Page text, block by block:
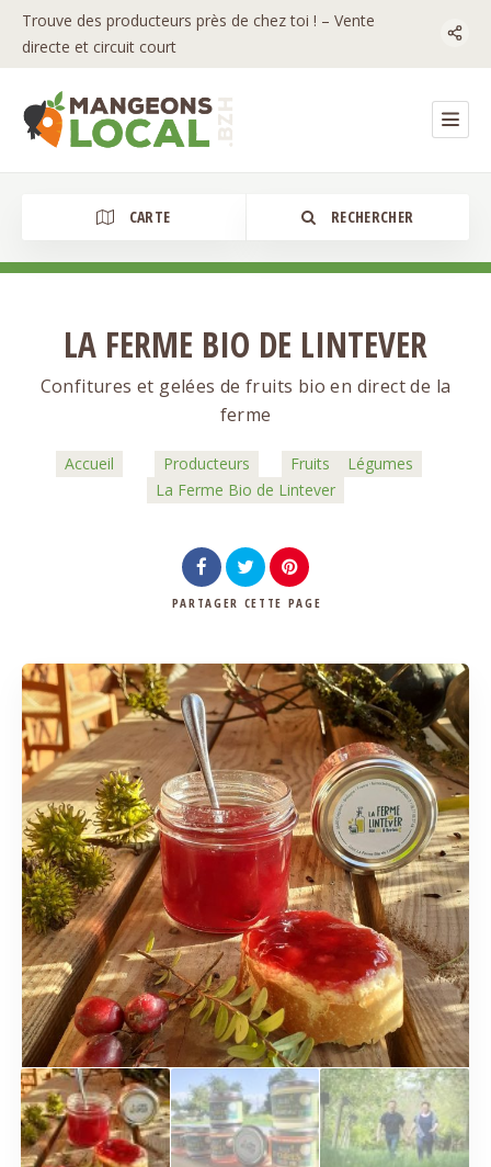
Trouve des producteurs près de chez toi ! – Vente
directe et circuit court
CARTE RECHERCHER
Catégorie
LA FERME BIO DE LINTEVER
Confitures et gelées de fruits bio en direct de la
ferme
Accueil Producteurs Fruits
Légumes
La Ferme Bio de Lintever
PARTAGER CETTE PAGE